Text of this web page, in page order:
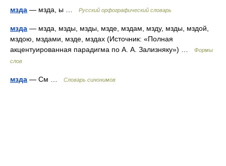
мзда — мзда, ы … Русский орфографический словарь
мзда — мзда, мзды, мзды, мзде, мздам, мзду, мзды, мздой,
мздою, мздами, мзде, мздах (Источник: «Полная
акцентуированная парадигма по А. А. Зализняку») …
Формы
слов
мзда — См … Словарь синонимов